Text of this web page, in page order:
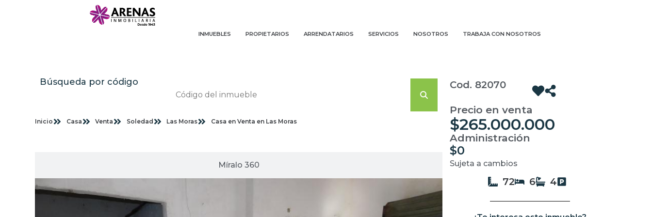
INMUEBLES PROPIETARIOS ARRENDATARIOS SERVICIOS NOSOTROS TRABAJA CON NOSOTROS
Búsqueda por código
Inicio Casa Venta Soledad Las Moras Casa en Venta en Las Moras
Míralo 360
Cod. 82070
Precio en venta
$265.000.000
Administración
$0
Sujeta a cambios
72 6 4